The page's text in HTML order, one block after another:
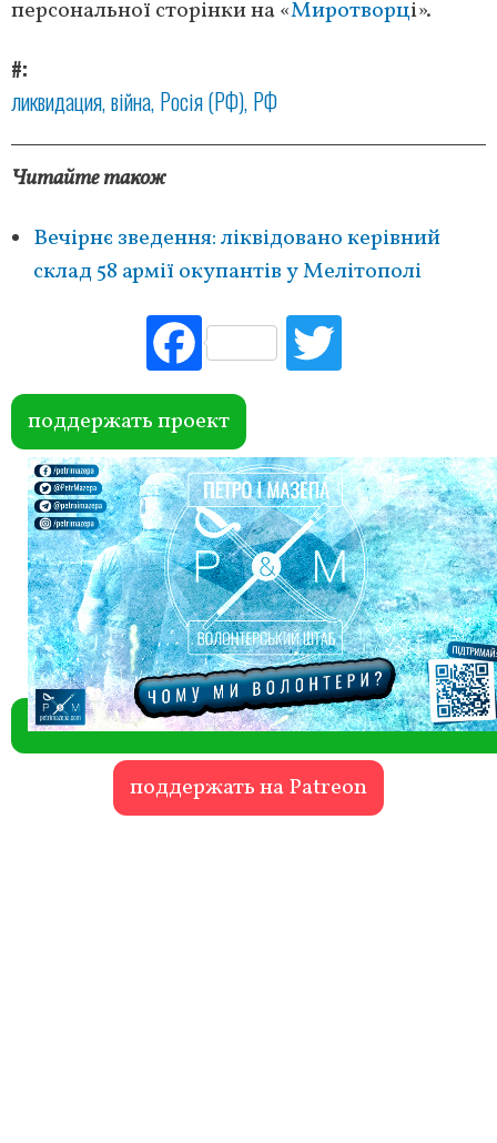
персональної сторінки на «Миротворці».
#
ликвидация війна Росія (РФ) РФ
Читайте також
Вечірнє зведення: ліквідовано керівний
склад 58 армії окупантів у Мелітополі
Fac
ebo
ok
поддержать проект
поддержать на Patreon